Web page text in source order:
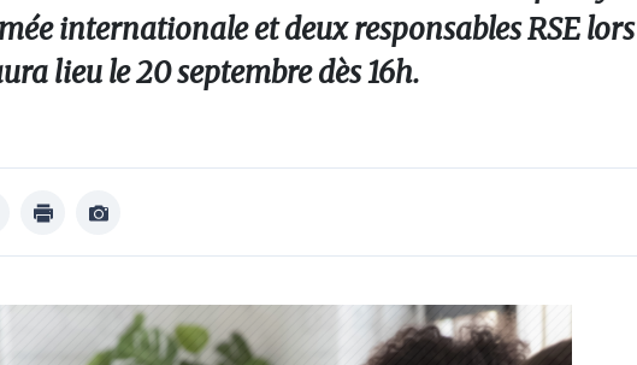
internationale et deux responsables RSE
lieu le 20 septembre dès 16h.
print
Afficher